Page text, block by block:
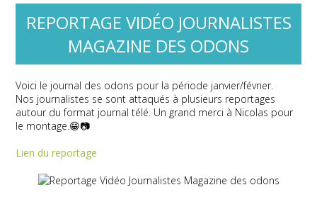
REPORTAGE VIDÉO JOURNALISTES
MAGAZINE DES ODONS
Voici le journal des odons pour la période janvier/février.
Nos journalistes se sont attaqués à plusieurs reportages
autour du format journal télé. Un grand merci à Nicolas pour
le montage.😁📷
Lien du reportage